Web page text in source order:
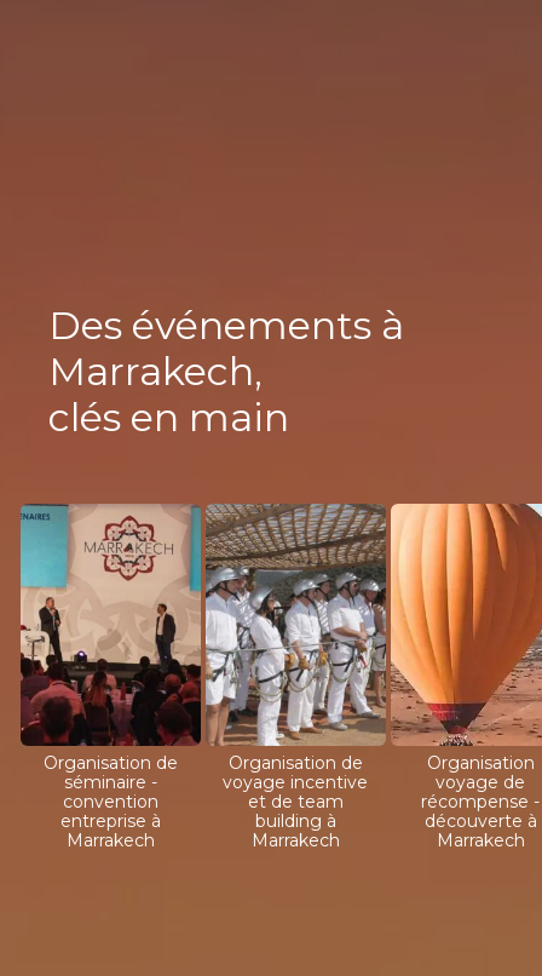
Des événements à
Marrakech,
clés en main
Organisation de
séminaire -
convention
entreprise à
Marrakech
Organisation de
voyage incentive
et de team
building à
Marrakech
Organisation
voyage de
récompense -
découverte à
Marrakech